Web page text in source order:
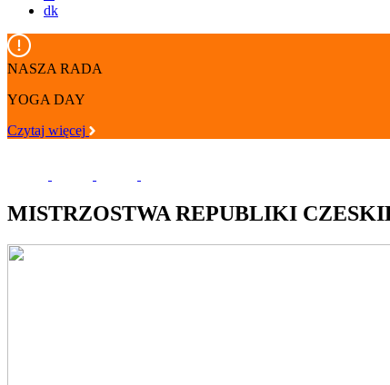
dk
NASZA RADA
YOGA DAY
Czytaj więcej
MISTRZOSTWA REPUBLIKI